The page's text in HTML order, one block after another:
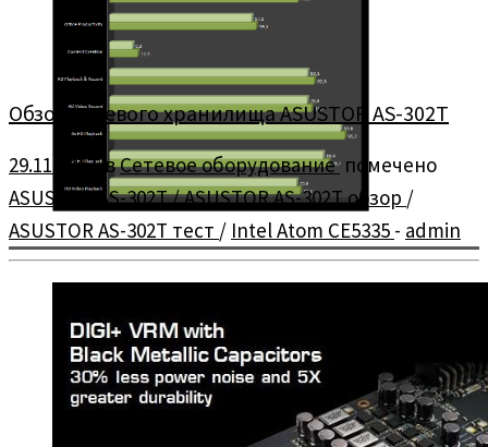
Обзор сетевого хранилища (NAS) ASUSTOR AS-302T с парой
жёстких дисков объёмом 2 Тб каждый.
Обзор сетевого хранилища ASUSTOR AS-302T
29.11.2013вСетевое оборудованиепомечено
ASUSTOR AS-302T/ASUSTOR AS-302T обзор /
ASUSTOR AS-302T тест / Intel Atom CE5335 - admin